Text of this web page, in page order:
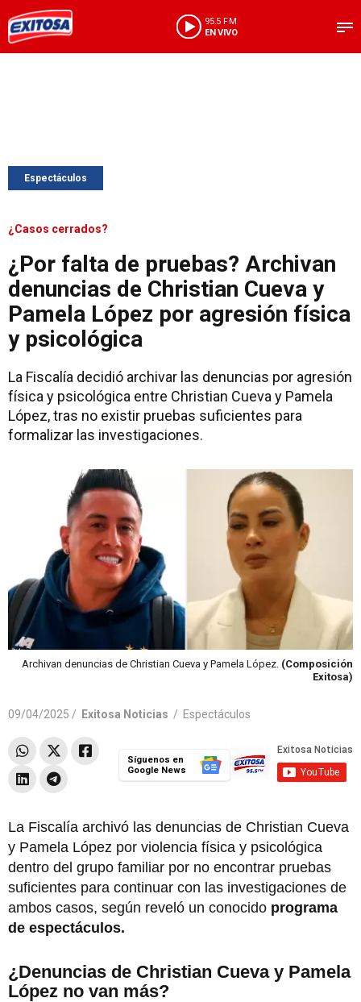
95.5 FM
EN VIVO
Espectáculos
¿Casos cerrados?
¿Por falta de pruebas? Archivan
denuncias de Christian Cueva y
Pamela López por agresión física
y psicológica
La Fiscalía decidió archivar las denuncias por agresión
física y psicológica entre Christian Cueva y Pamela
López, tras no existir pruebas suficientes para
formalizar las investigaciones.
Archivan denuncias de Christian Cueva y Pamela López. (Composición
Exitosa)
09/04/2025 / Exitosa Noticias / Espectáculos
Síguenos en
Google News
La Fiscalía archivó las denuncias de Christian Cueva
y Pamela López por violencia física y psicológica
dentro del grupo familiar por no encontrar pruebas
suficientes para continuar con las investigaciones de
ambos casos, según reveló un conocido programa
de espectáculos.
¿Denuncias de Christian Cueva y Pamela
López no van más?